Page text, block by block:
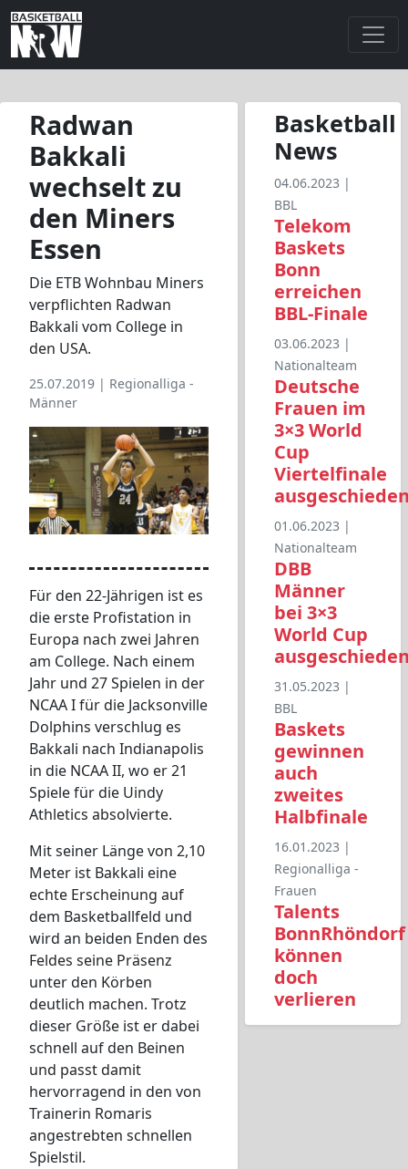
Radwan
Bakkali
wechselt zu
den Miners
Essen
Die ETB Wohnbau Miners
verpflichten Radwan
Bakkali vom College in
den USA.
25.07.2019 | Regionalliga -
Männer
Für den 22-Jährigen ist es
die erste Profistation in
Europa nach zwei Jahren
am College. Nach einem
Jahr und 27 Spielen in der
NCAA I für die Jacksonville
Dolphins verschlug es
Bakkali nach Indianapolis
in die NCAA II, wo er 21
Spiele für die Uindy
Athletics absolvierte.
Mit seiner Länge von 2,10
Meter ist Bakkali eine
echte Erscheinung auf
dem Basketballfeld und
wird an beiden Enden des
Feldes seine Präsenz
unter den Körben
deutlich machen. Trotz
dieser Größe ist er dabei
schnell auf den Beinen
und passt damit
hervorragend in den von
Trainerin Romaris
angestrebten schnellen
Spielstil.
Basketball
News
04.06.2023 |
BBL
Telekom
Baskets
Bonn
erreichen
BBL-Finale
03.06.2023 |
Nationalteam
Deutsche
Frauen im
3×3 World
Cup
Viertelfinale
01.06.2023 |
Nationalteam
DBB
Männer
bei 3×3
World Cup
31.05.2023 |
BBL
Baskets
gewinnen
auch
zweites
Halbfinale
16.01.2023 |
Regionalliga -
Frauen
Talents
BonnRhöndorf
können
doch
verlieren